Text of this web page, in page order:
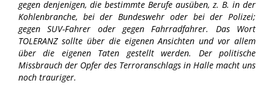
gegen denjenigen, die bestimmte Berufe ausüben, z. B. in der
Kohlenbranche, bei der Bundeswehr oder bei der Polizei;
gegen SUV-Fahrer oder gegen Fahrradfahrer. Das Wort
TOLERANZ sollte über die eigenen Ansichten und vor allem
über die eigenen Taten gestellt werden. Der politische
Missbrauch der Opfer des Terroranschlags in Halle macht uns
noch trauriger.